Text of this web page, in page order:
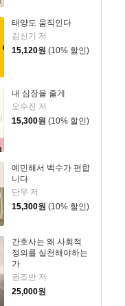
태양도 움직인다
김신기 저
15,120원 (10% 할인)
내 심장을 줄게
오수진 저
15,300원 (10% 할인)
예민해서 백수가 편합
니다
단우 저
15,300원 (10% 할인)
간호사는 왜 사회적
정의를 실천해야하는
가
권조반 저
25,000원